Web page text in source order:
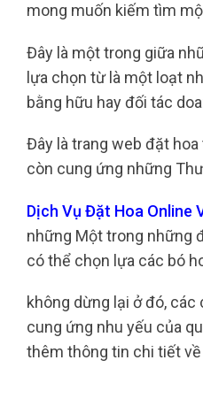
mong muốn kiếm tìm
Đây là một trong giữa
lựa chọn từ là một loạt
bằng hữu hay đối tác
Đây là trang web đặt
còn cung ứng những
Dịch Vụ Đặt Hoa Online
những Một trong những
có thể chọn lựa các bó
không dừng lại ở đó,
cung ứng nhu yếu của
thêm thông tin chi tiết